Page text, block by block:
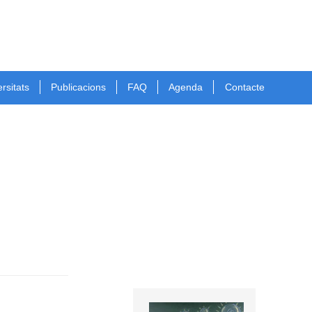
Publicacions FAQ Agenda Contacte